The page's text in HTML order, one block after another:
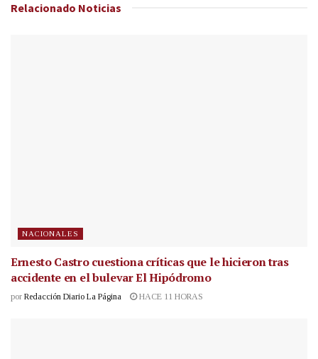
Relacionado Noticias
NACIONALES
Ernesto Castro cuestiona críticas que le hicieron tras
accidente en el bulevar El Hipódromo
por Redacción Diario La Página HACE 11 HORAS